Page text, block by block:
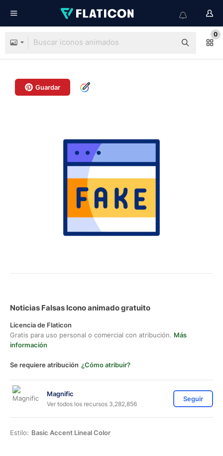
0
Guardar
Noticias Falsas Icono animado gratuito
Licencia de Flaticon
Gratis para uso personal o comercial con atribución. Más
información
Se requiere atribución ¿Cómo atribuir?
Magnific
Ver todos los recursos 3,282,856
Seguir
Estilo: Basic Accent Lineal Color